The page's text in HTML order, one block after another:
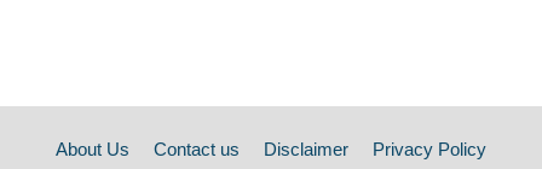
About Us Contact us Disclaimer Privacy Policy